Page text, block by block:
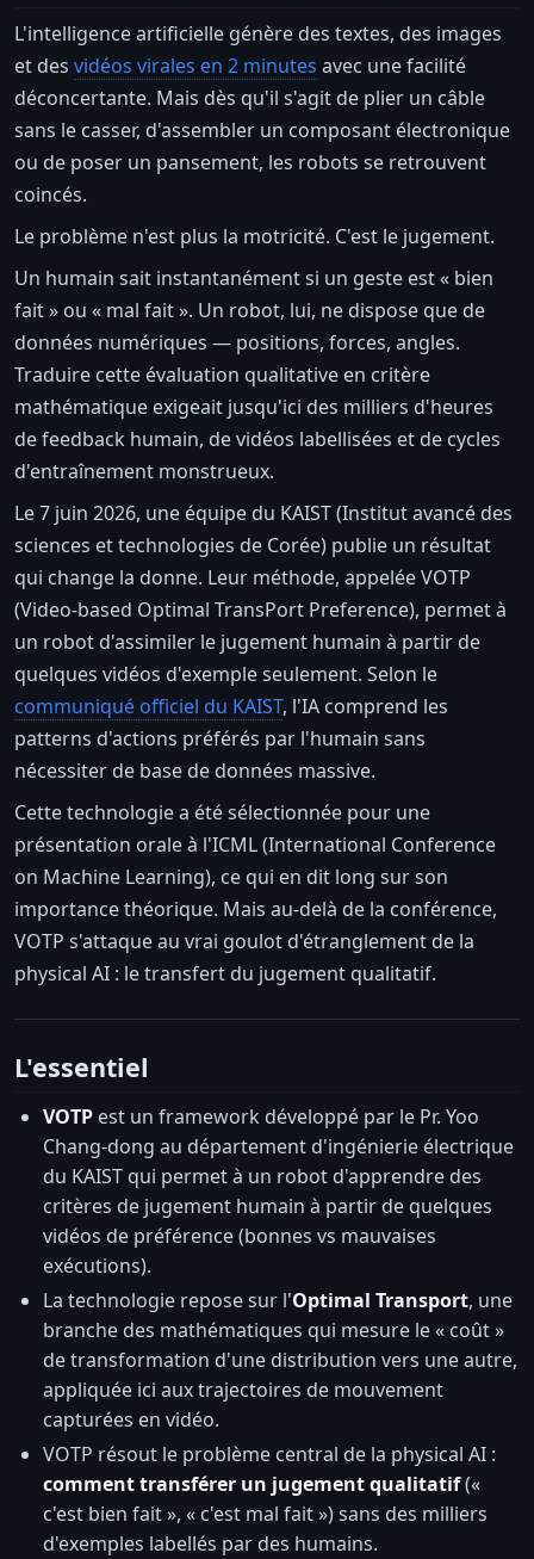
L'intelligence artificielle génère des textes, des images
et des vidéos virales en 2 minutes avec une facilité
déconcertante. Mais dès qu'il s'agit de plier un câble
sans le casser, d'assembler un composant électronique
ou de poser un pansement, les robots se retrouvent
coincés.
Le problème n'est plus la motricité. C'est le jugement.
Un humain sait instantanément si un geste est « bien
fait » ou « mal fait ». Un robot, lui, ne dispose que de
données numériques — positions, forces, angles.
Traduire cette évaluation qualitative en critère
mathématique exigeait jusqu'ici des milliers d'heures
de feedback humain, de vidéos labellisées et de cycles
d'entraînement monstrueux.
Le 7 juin 2026, une équipe du KAIST (Institut avancé des
sciences et technologies de Corée) publie un résultat
qui change la donne. Leur méthode, appelée VOTP
(Video-based Optimal TransPort Preference), permet à
un robot d'assimiler le jugement humain à partir de
quelques vidéos d'exemple seulement. Selon le
communiqué officiel du KAIST, l'IA comprend les
patterns d'actions préférés par l'humain sans
nécessiter de base de données massive.
Cette technologie a été sélectionnée pour une
présentation orale à l'ICML (International Conference
on Machine Learning), ce qui en dit long sur son
importance théorique. Mais au-delà de la conférence,
VOTP s'attaque au vrai goulot d'étranglement de la
physical AI : le transfert du jugement qualitatif.
L'essentiel
VOTP est un framework développé par le Pr. Yoo
Chang-dong au département d'ingénierie électrique
du KAIST qui permet à un robot d'apprendre des
critères de jugement humain à partir de quelques
vidéos de préférence (bonnes vs mauvaises
exécutions).
La technologie repose sur l'Optimal Transport, une
branche des mathématiques qui mesure le « coût »
de transformation d'une distribution vers une autre,
appliquée ici aux trajectoires de mouvement
capturées en vidéo.
VOTP résout le problème central de la physical AI :
comment transférer un jugement qualitatif(«
c'est bien fait », « c'est mal fait ») sans des milliers
d'exemples labellés par des humains.